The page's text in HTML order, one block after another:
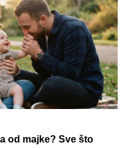
od majke? Sve što